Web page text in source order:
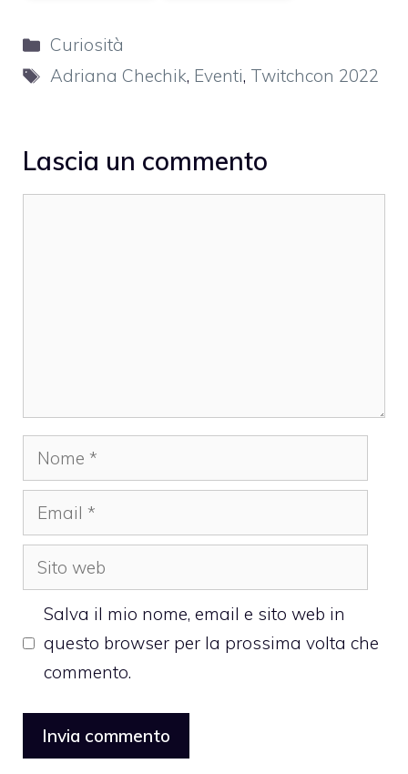
Categorie
Curiosità
Tag
Adriana Chechik, Eventi, Twitchcon 2022
Lascia un commento
Nome
Email
Sito
web
Salva il mio nome, email e sito web in
questo browser per la prossima volta che
commento.